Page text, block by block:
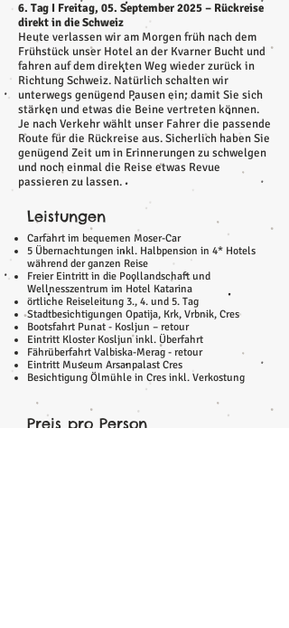
6. Tag I Freitag, 05. September 2025 – Rückreise
direkt in die Schweiz
Heute verlassen wir am Morgen früh nach dem
Frühstück unser Hotel an der Kvarner Bucht und
fahren auf dem direkten Weg wieder zurück in
Richtung Schweiz. Natürlich schalten wir
unterwegs genügend Pausen ein, damit Sie sich
stärken und etwas die Beine vertreten können.
Je nach Verkehr wählt unser Fahrer die passende
Route für die Rückreise aus. Sicherlich haben Sie
genügend Zeit um in Erinnerungen zu schwelgen
und noch einmal die Reise etwas Revue
passieren zu lassen.
Leistungen
Carfahrt im bequemen Moser-Car
5 Übernachtungen inkl. Halbpension in 4* Hotels
während der ganzen Reise
Freier Eintritt in die Poollandschaft und
Wellnesszentrum im Hotel Katarina
örtliche Reiseleitung 3., 4. und 5. Tag
Stadtbesichtigungen Opatija, Krk, Vrbnik, Cres
Bootsfahrt Punat - Kosljun – retour
Eintritt Kloster Kosljun inkl. Überfahrt
Fährüberfahrt Valbiska-Merag - retour
Eintritt Museum Arsanpalast Cres
Besichtigung Ölmühle in Cres inkl. Verkostung
Preis pro Person